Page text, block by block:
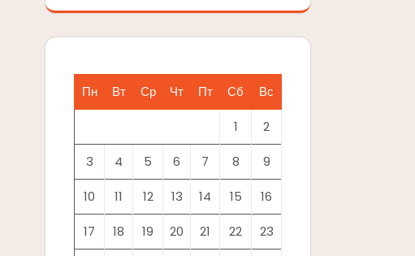
Пн Вт Ср Чт Пт Сб Вс
1 2
3 4 5 6 7 8 9
10 11 12 13 14 15 16
17 18 19 20 21 22 23